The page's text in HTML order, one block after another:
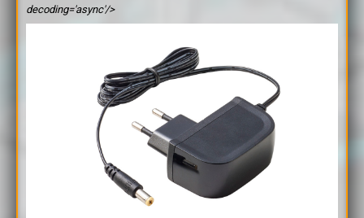
decoding='async'/>